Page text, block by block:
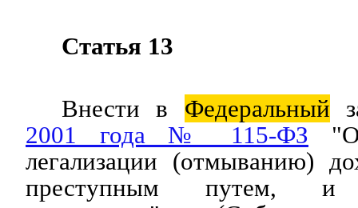
Статья 13
Внести в Федеральный
2001 года № 115-ФЗ "О
легализации (отмыванию)
преступным путем, и